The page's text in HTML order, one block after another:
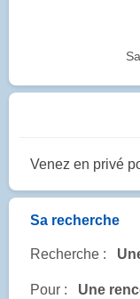
Venez en privé
Sa recherche
Recherche :
Pour : Une